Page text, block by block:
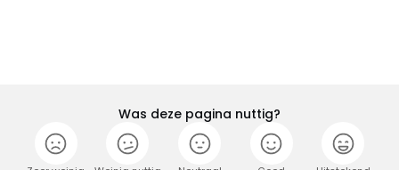
Was deze pagina nuttig?